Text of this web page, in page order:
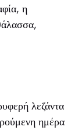
η
λεζάντα
ημέρα